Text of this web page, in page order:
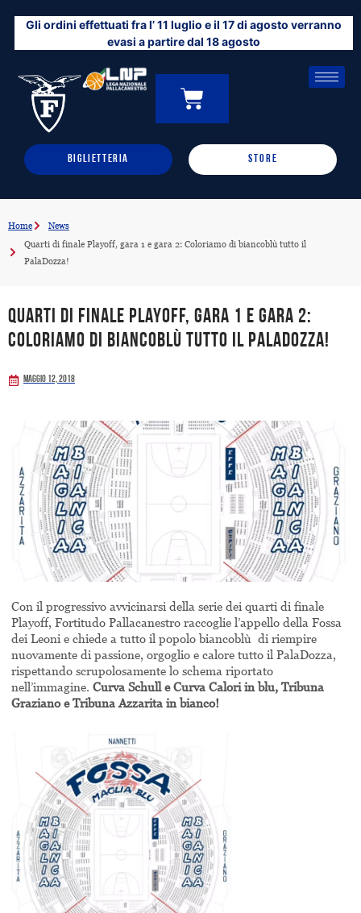
contenuto
Gli ordini effettuati fra l’ 11 luglio e il 17 di agosto verranno
evasi a partire dal 18 agosto
0
CARRELLO
BIGLIETTERIA STORE
Home
News
Quarti di finale Playoff, gara 1 e gara 2: Coloriamo di biancoblù tutto il
PalaDozza!
Quarti di finale Playoff, gara 1 e gara 2:
Coloriamo di biancoblù tutto il PalaDozza!
Maggio 12, 2018
Con il progressivo avvicinarsi della serie dei quarti di finale
Playoff, Fortitudo Pallacanestro raccoglie l’appello della Fossa
dei Leoni e chiede a tutto il popolo biancoblù di riempire
nuovamente di passione, orgoglio e calore tutto il PalaDozza,
rispettando scrupolosamente lo schema riportato
nell’immagine. Curva Schull e Curva Calori in blu, Tribuna
Graziano e Tribuna Azzarita in bianco!